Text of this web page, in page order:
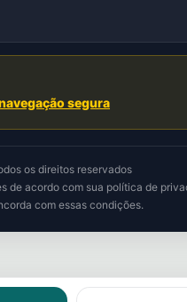
segura
os direitos reservados
de acordo com sua política de
com essas condições.